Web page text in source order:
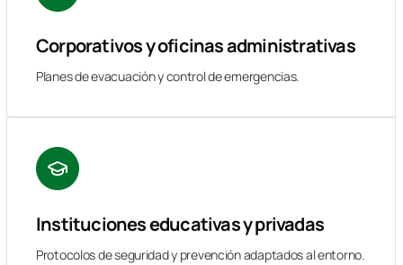
Corporativos y oficinas administrativas
Planes de evacuación y control de emergencias.
Instituciones educativas y privadas
Protocolos de seguridad y prevención adaptados al entorno.